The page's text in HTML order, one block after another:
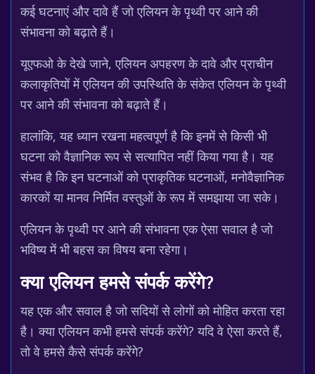
कई घटनाएं और दावे हैं जो एलियन के पृथ्वी पर आने की
संभावना को बढ़ाते हैं।
यूएफओ के देखे जाने, एलियन अपहरण के दावे और प्राचीन
कलाकृतियों में एलियन की उपस्थिति के संकेत एलियन के पृथ्वी
पर आने की संभावना को बढ़ाते हैं।
हालांकि, यह ध्यान रखना महत्वपूर्ण है कि इनमें से किसी भी
घटना को वैज्ञानिक रूप से सत्यापित नहीं किया गया है। यह
संभव है कि इन घटनाओं को प्राकृतिक घटनाओं, मनोवैज्ञानिक
कारकों या मानव निर्मित वस्तुओं के रूप में समझाया जा सके।
एलियन के पृथ्वी पर आने की संभावना एक ऐसा सवाल है जो
भविष्य में भी बहस का विषय बना रहेगा।
क्या एलियन हमसे संपर्क करेंगे?
यह एक और सवाल है जो सदियों से लोगों को मोहित करता रहा
है। क्या एलियन कभी हमसे संपर्क करेंगे? यदि वे ऐसा करते हैं,
तो वे हमसे कैसे संपर्क करेंगे?